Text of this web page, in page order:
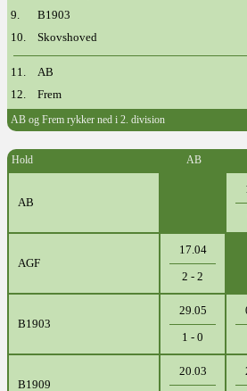
9.
B1903
10.
Skovshoved
11. AB
12.
Frem
AB og Frem rykker ned i 2. division
Hold AB
AB
AGF
17.04
2 - 2
B1903
29.05
1 - 0
B1909
20.03